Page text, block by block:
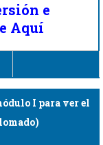
e
Aquí
I para ver el